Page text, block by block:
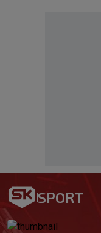
SPORT